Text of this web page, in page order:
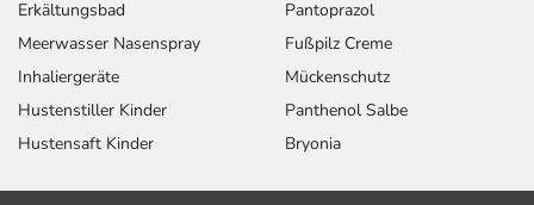
Erkältungsbad
Meerwasser Nasenspray
Inhaliergeräte
Hustenstiller Kinder
Hustensaft Kinder
Pantoprazol
Fußpilz Creme
Mückenschutz
Panthenol Salbe
Bryonia